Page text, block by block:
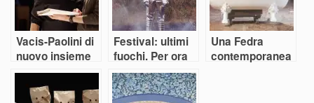
Vacis-Paolini di
nuovo insieme
Festival: ultimi
fuochi. Per ora
Una Fedra
contemporanea